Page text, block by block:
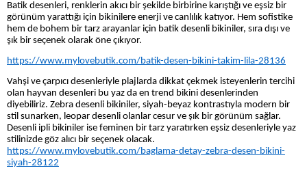
Batik desenleri, renklerin akıcı bir şekilde birbirine karıştığı ve eşsiz bir
görünüm yarattığı için bikinilere enerji ve canlılık katıyor. Hem sofistike
hem de bohem bir tarz arayanlar için batik desenli bikiniler, sıra dışı ve
şık bir seçenek olarak öne çıkıyor.
https://www.mylovebutik.com/batik-desen-bikini-takim-lila-28136
Vahşi ve çarpıcı desenleriyle plajlarda dikkat çekmek isteyenlerin tercihi
olan hayvan desenleri bu yaz da en trend bikini desenlerinden
diyebiliriz. Zebra desenli bikiniler, siyah-beyaz kontrastıyla modern bir
stil sunarken, leopar desenli olanlar cesur ve şık bir görünüm sağlar.
Desenli ipli bikiniler ise feminen bir tarz yaratırken eşsiz desenleriyle yaz
stilinizde göz alıcı bir seçenek olacak.
https://www.mylovebutik.com/baglama-detay-zebra-desen-bikini-
siyah-28122